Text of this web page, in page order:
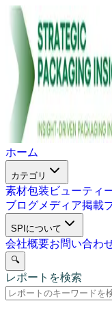
ホーム
カテゴリ
素材包装 ビューティ
ブログメディア掲載
SPIについて
会社概要お問い合わ
🔍
レポートを検索